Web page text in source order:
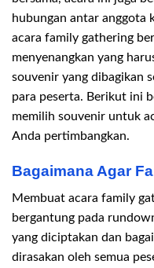
hubungan antar anggota
acara family gathering
menyenangkan yang
souvenir yang dibagikan
para peserta. Berikut ini
memilih souvenir untuk
Anda pertimbangkan.
Bagaimana Agar
Membuat acara family
bergantung pada
yang diciptakan dan
dirasakan oleh semua